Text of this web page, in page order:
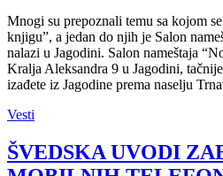
Mnogi su prepoznali temu sa kojom
knjigu”, a jedan do njih je Salon
nalazi u Jagodini. Salon nameštaja
Kralja Aleksandra 9 u Jagodini,
izađete iz Jagodine prema naselju
Vesti
ŠVEDSKA UVODI